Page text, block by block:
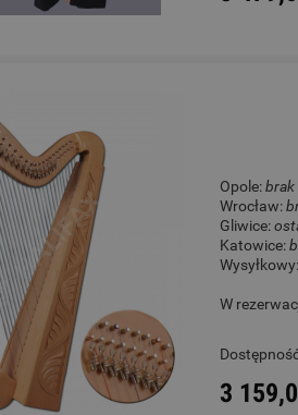
Opole:brak
Wrocław:
Gliwice:
Katowice:
W
3